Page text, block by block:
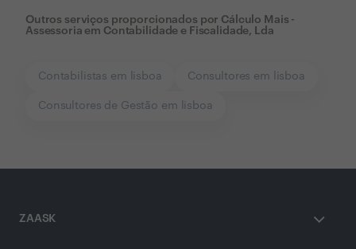
Outros serviços proporcionados por Cálculo Mais -
Assessoria em Contabilidade e Fiscalidade, Lda
Contabilistas em lisboa Consultores em lisboa
Consultores de Gestão em lisboa
ZAASK